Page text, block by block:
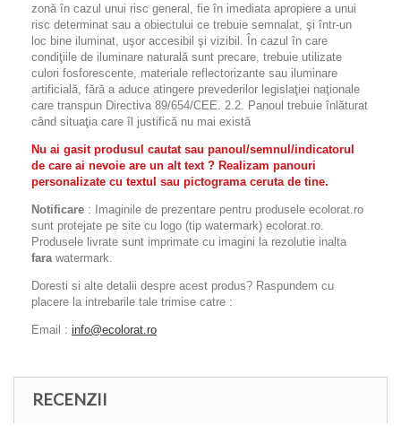
zonă în cazul unui risc general, fie în imediata apropiere a unui
risc determinat sau a obiectului ce trebuie semnalat, şi într-un
loc bine iluminat, uşor accesibil şi vizibil. În cazul în care
condiţiile de iluminare naturală sunt precare, trebuie utilizate
culori fosforescente, materiale reflectorizante sau iluminare
artificială, fără a aduce atingere prevederilor legislaţiei naţionale
care transpun Directiva 89/654/CEE. 2.2. Panoul trebuie înlăturat
când situaţia care îl justifică nu mai există
Nu ai gasit produsul cautat sau panoul/semnul/indicatorul
de care ai nevoie are un alt text ? Realizam panouri
personalizate cu textul sau pictograma ceruta de tine.
Notificare : Imaginile de prezentare pentru produsele ecolorat.ro
sunt protejate pe site cu logo (tip watermark) ecolorat.ro.
Produsele livrate sunt imprimate cu imagini la rezolutie inalta
fara watermark.
Doresti si alte detalii despre acest produs? Raspundem cu
placere la intrebarile tale trimise catre :
Email : info@ecolorat.ro
RECENZII